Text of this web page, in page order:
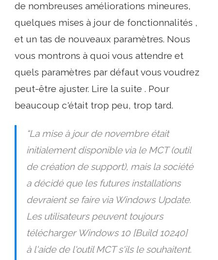
de nombreuses améliorations mineures,
quelques mises à jour de fonctionnalités ,
et un tas de nouveaux paramètres. Nous
vous montrons à quoi vous attendre et
quels paramètres par défaut vous voudrez
peut-être ajuster. Lire la suite . Pour
beaucoup c'était trop peu, trop tard.
“La mise à jour de novembre était
initialement disponible via le MCT (outil
de création de support), mais la société
a décidé que les futures installations
devraient se faire via Windows Update.
Les utilisateurs peuvent toujours
télécharger Windows 10 [Build 10240]
à l'aide de l'outil MCT s'ils le souhaitent.